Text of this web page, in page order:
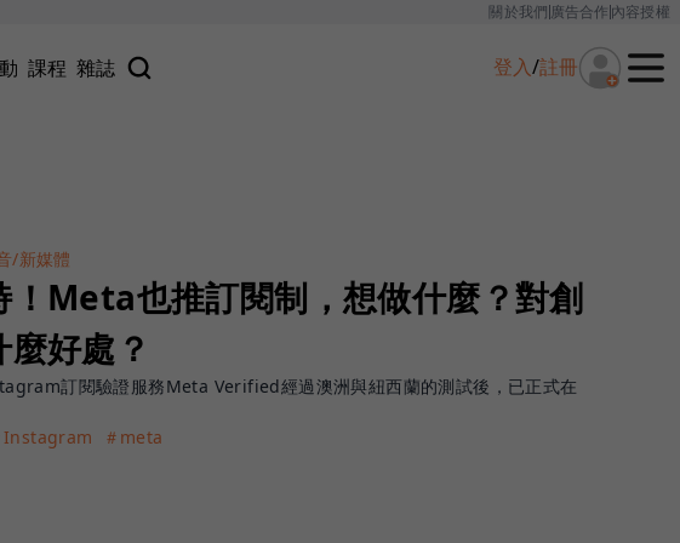
關於我們廣告合作內容授權
課程 雜誌 登入/註冊
/新媒體
！Meta也推訂閱制，想做什麼？對創
好處？
訂閱驗證服務Meta Verified經過澳洲與紐西蘭的測試後，已正式在
Instagram ＃meta